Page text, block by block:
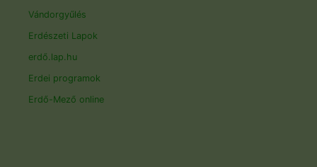
Vándorgyűlés
Erdészeti Lapok
erdő.lap.hu
Erdei programok
Erdő-Mező online